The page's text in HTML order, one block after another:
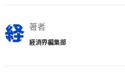
著者
経済界編集部